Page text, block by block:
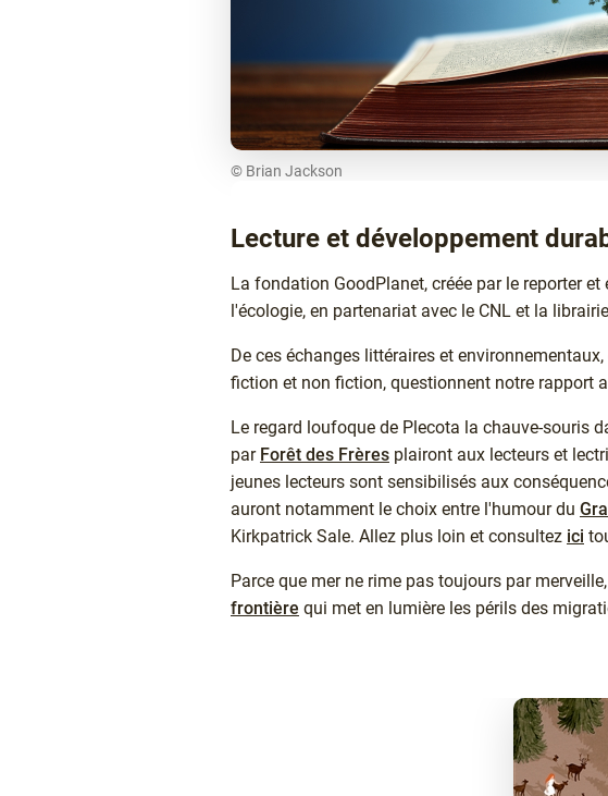
© Brian Jackson
Texte
Lecture et développement
La fondation GoodPlanet, créée par le reporter
l'écologie, en partenariat avec le CNL et la
De ces échanges littéraires et environnementaux,
fiction et non fiction, questionnent notre rapport
Le regard loufoque de Plecota la chauve-souris
par Forêt des Frères plairont aux lecteurs et
jeunes lecteurs sont sensibilisés aux
auront notamment le choix entre l'humour du
Kirkpatrick Sale. Allez plus loin et consultez ici
Parce que mer ne rime pas toujours par
frontière qui met en lumière les périls des